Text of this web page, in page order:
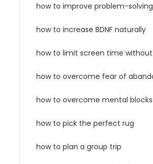
how to improve problem-
how to increase BDNF naturally
how to limit screen time
how to overcome fear of
how to overcome mental blocks
how to pick the perfect rug
how to plan a group trip